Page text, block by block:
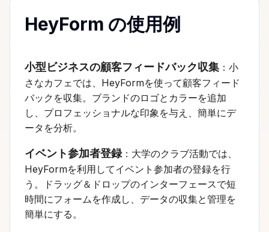
HeyForm の使用例
小型ビジネスの顧客フィードバック収集 ：小
さなカフェでは、HeyFormを使って顧客フィード
バックを収集。ブランドのロゴとカラーを追加
し、プロフェッショナルな印象を与え、簡単にデ
ータを分析。
イベント参加者登録：大学のクラブ活動では、
HeyFormを利用してイベント参加者の登録を行
う。ドラッグ＆ドロップのインターフェースで短
時間にフォームを作成し、データの収集と管理を
簡単にする。